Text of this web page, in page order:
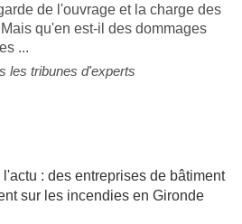
de l'ouvrage et la charge des
qu'en est-il des dommages
...
les tribunes d'experts
: des entreprises de bâtiment
sur les incendies en Gironde